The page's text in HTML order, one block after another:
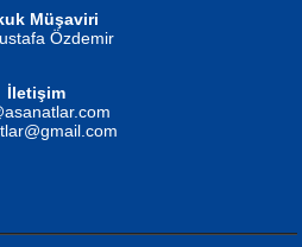
Müşaviri
Özdemir
İletişim